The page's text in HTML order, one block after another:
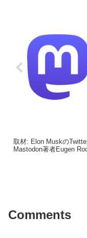
取材: Elon Muskの
Mastodon著者Eugen
Comments